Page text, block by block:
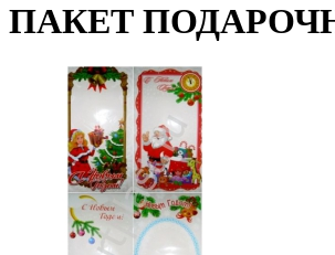
ПАКЕТ